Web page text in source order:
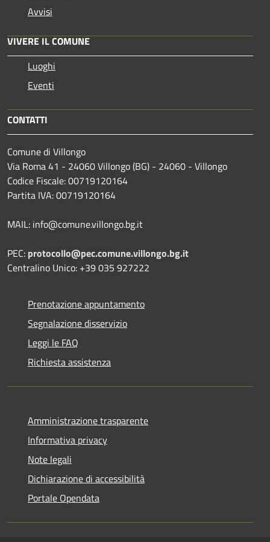
Avvisi
VIVERE IL COMUNE
Luoghi
Eventi
CONTATTI
Comune di Villongo
Via Roma 41 - 24060 Villongo (BG) - 24060 - Villongo
Codice Fiscale: 00719120164
Partita IVA: 00719120164
MAIL: info@comune.villongo.bg.it
PEC: protocollo@pec.comune.villongo.bg.it
Centralino Unico: +39 035 927222
Prenotazione appuntamento
Segnalazione disservizio
Leggi le FAQ
Richiesta assistenza
Amministrazione trasparente
Informativa privacy
Note legali
Dichiarazione di accessibilità
Portale Opendata